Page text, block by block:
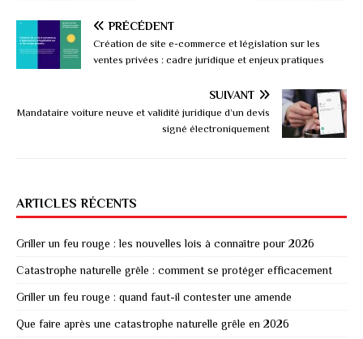
PRÉCÉDENT
Création de site e-commerce et législation sur les
ventes privées : cadre juridique et enjeux pratiques
SUIVANT
Mandataire voiture neuve et validité juridique d’un devis
signé électroniquement
ARTICLES RÉCENTS
Griller un feu rouge : les nouvelles lois à connaître pour 2026
Catastrophe naturelle grêle : comment se protéger efficacement
Griller un feu rouge : quand faut-il contester une amende
Que faire après une catastrophe naturelle grêle en 2026